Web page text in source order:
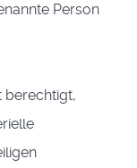
Person
berechtigt,